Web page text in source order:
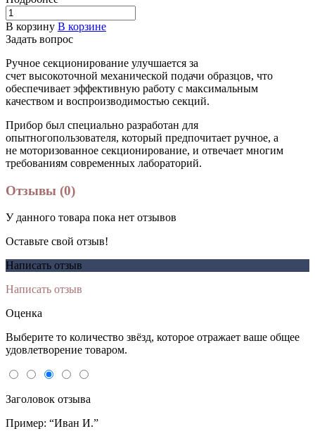
В корзину В корзине
Задать вопрос
Ручное секционирование улучшается за
счет высокоточной механической подачи образцов, что
обеспечивает эффективную работу с максимальным
качеством и воспроизводимостью секций.
Прибор был специально разработан для
опытногопользователя, который предпочитает ручное, а
не моторизованное секционирование, и отвечает многим
требованиям современных лабораторий.
Отзывы (0)
У данного товара пока нет отзывов
Оставьте свой отзыв!
Написать отзыв
Написать отзыв
Оценка
Выберите то количество звёзд, которое отражает ваше общее
удовлетворение товаром.
Заголовок отзыва
Пример: “Иван И.”